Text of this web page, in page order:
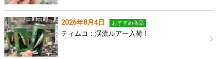
2026年8月4日 おすすめ商品
ティムコ：渓流ルアー入荷！